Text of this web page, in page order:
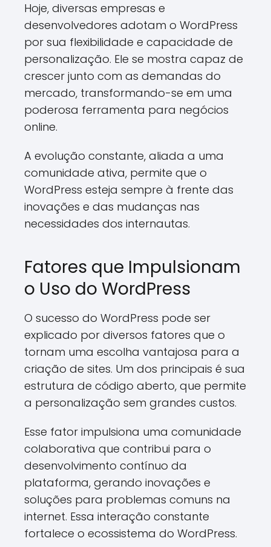
Hoje, diversas empresas e
desenvolvedores adotam o WordPress
por sua flexibilidade e capacidade de
personalização. Ele se mostra capaz de
crescer junto com as demandas do
mercado, transformando-se em uma
poderosa ferramenta para negócios
online.
A evolução constante, aliada a uma
comunidade ativa, permite que o
WordPress esteja sempre à frente das
inovações e das mudanças nas
necessidades dos internautas.
Fatores que Impulsionam
o Uso do WordPress
O sucesso do WordPress pode ser
explicado por diversos fatores que o
tornam uma escolha vantajosa para a
criação de sites. Um dos principais é sua
estrutura de código aberto, que permite
a personalização sem grandes custos.
Esse fator impulsiona uma comunidade
colaborativa que contribui para o
desenvolvimento contínuo da
plataforma, gerando inovações e
soluções para problemas comuns na
internet. Essa interação constante
fortalece o ecossistema do WordPress.